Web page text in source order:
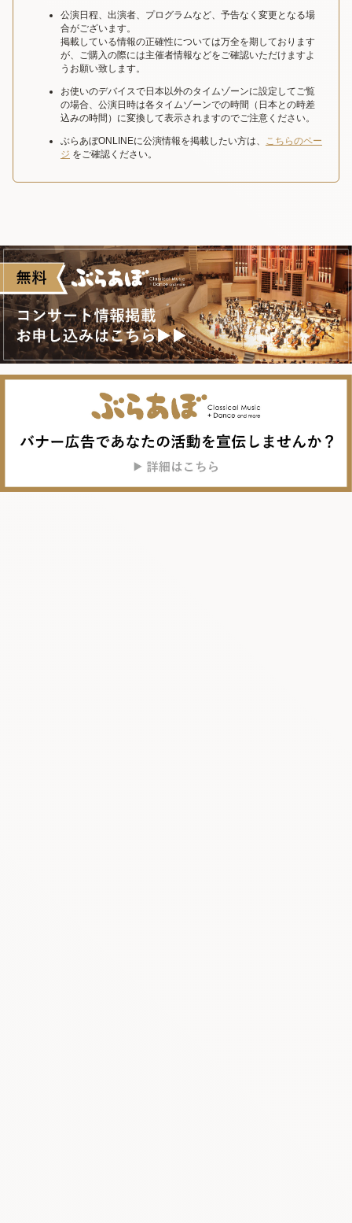
公演日程、出演者、プログラムなど、予告なく変更となる場
合がございます。
掲載している情報の正確性については万全を期しております
が、ご購入の際には主催者情報などをご確認いただけますよ
うお願い致します。
お使いのデバイスで日本以外のタイムゾーンに設定してご覧
の場合、公演日時は各タイムゾーンでの時間（日本との時差
込みの時間）に変換して表示されますのでご注意ください。
ぶらあぼONLINEに公演情報を掲載したい方は、 こちらのペー
ジ をご確認ください。